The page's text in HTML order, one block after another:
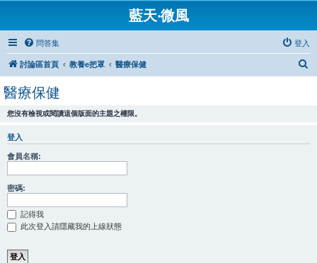
藍天‧微風
問答集 登入
討論區首頁 教養e把罩 醫療保健
醫療保健
您沒有檢視或閱讀這個版面的主題之權限。
登入
會員名稱:
密碼:
記得我
此次登入請隱藏我的上線狀態